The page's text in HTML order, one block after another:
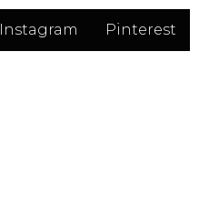
Instagram Pinterest